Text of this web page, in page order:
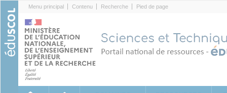
Menu principal Contenu Recherche Pied de page